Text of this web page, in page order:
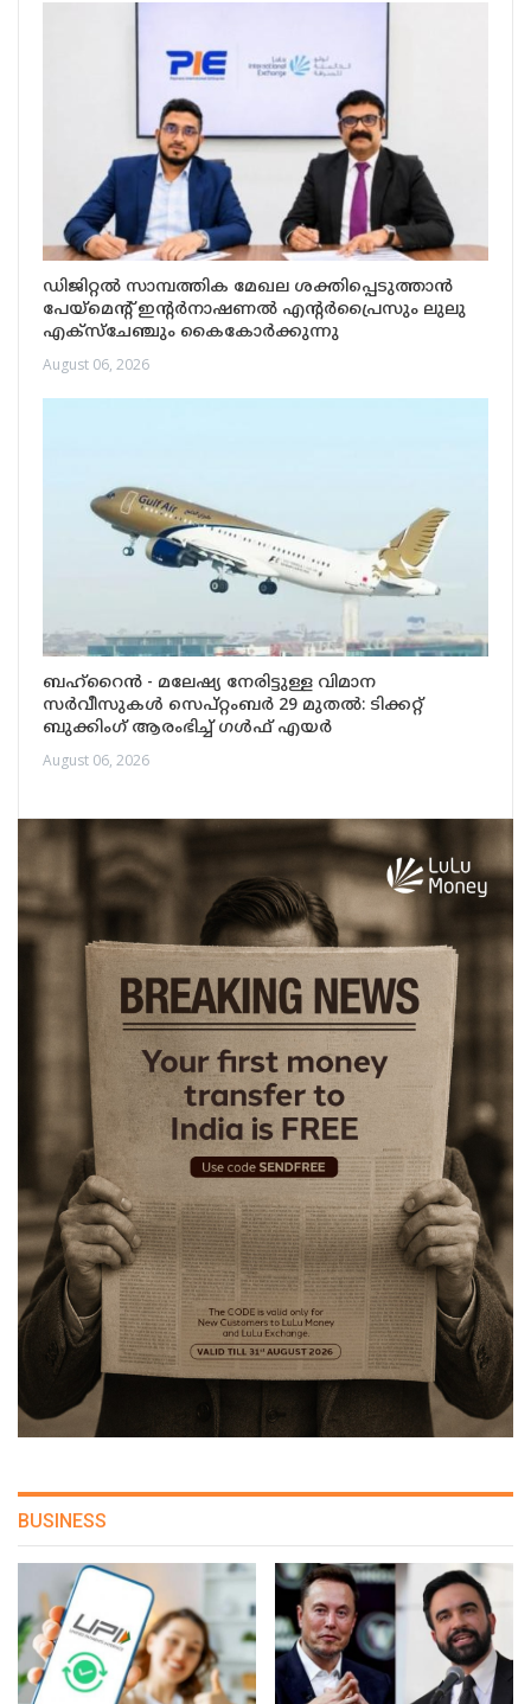
ഡിജിറ്റൽ സാമ്പത്തിക മേഖല ശക്തിപ്പെടുത്താൻ
പേയ്‌മെന്റ് ഇന്റർനാഷണൽ എന്റർപ്രൈസും ലുലു
എക്‌സ്‌ചേഞ്ചും കൈകോർക്കുന്നു
August 06, 2026
ബഹ്‌റൈൻ - മലേഷ്യ നേരിട്ടുള്ള വിമാന
സർവീസുകൾ സെപ്റ്റംബർ 29 മുതൽ: ടിക്കറ്റ്
ബുക്കിംഗ് ആരംഭിച്ച് ഗൾഫ് എയർ
August 06, 2026
BUSINESS